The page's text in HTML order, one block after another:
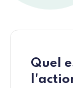
Quel